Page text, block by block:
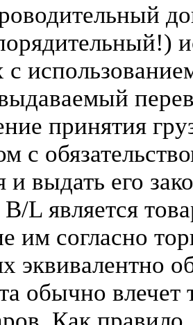
с
принятия
с
и выдать его
L является
им согласно
эквивалентно
обычно влечет